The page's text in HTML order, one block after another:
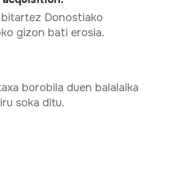
Donostiako
gizon bati erosia.
borobila duen balalaika
soka ditu.